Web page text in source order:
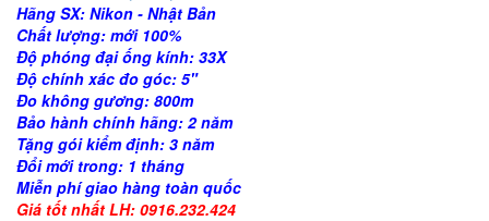
Hãng SX: Nikon - Nhật Bản
Chất lượng: mới 100%
Độ phóng đại ống kính: 33X
Độ chính xác đo góc: 5"
Đo không gương: 800m
Bảo hành chính hãng: 2 năm
Tặng gói kiểm định: 3 năm
Đổi mới trong: 1 tháng
Miễn phí giao hàng toàn quốc
Giá tốt nhất LH: 0916.232.424